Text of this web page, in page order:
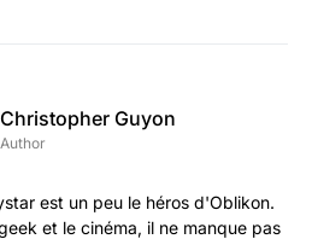
Christopher Guyon
Author
est un peu le héros d'Oblikon.
et le cinéma, il ne manque pas